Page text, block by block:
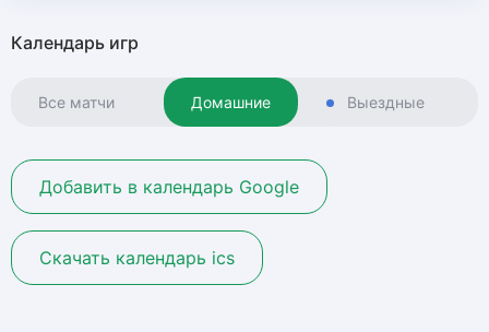
Календарь игр
Все матчи Домашние Выездные
Добавить в календарь Google
Скачать календарь ics